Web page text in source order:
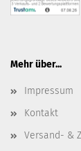
Mehr über...
Impressum
Kontakt
Versand- &